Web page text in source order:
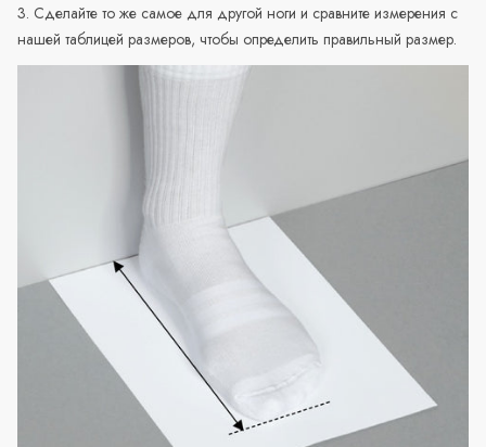
3. Сделайте то же самое для другой ноги и сравните измерения с
нашей таблицей размеров, чтобы определить правильный размер.